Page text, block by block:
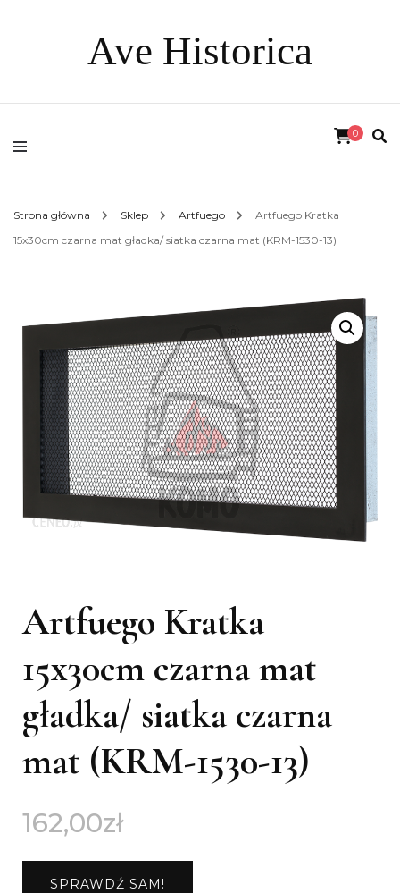
Ave Historica
0
Strona główna Sklep Artfuego
Artfuego Kratka
15x30cm czarna mat gładka/ siatka czarna mat (KRM-1530-13)
Artfuego Kratka
15x30cm czarna mat
gładka/ siatka czarna
mat (KRM-1530-13)
162,00zł
SPRAWDŹ SAM!